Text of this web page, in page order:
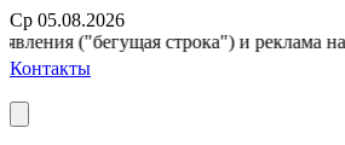
Ср 05.08.2026
("бегущая строка") и реклама на
Контакты